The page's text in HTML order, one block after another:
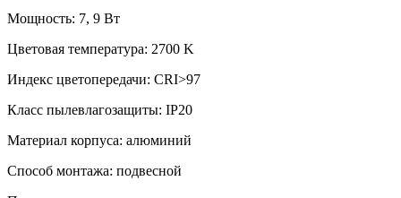
Мощность: 7, 9 Вт
Цветовая температура: 2700 K
Индекс цветопередачи: CRI>97
Класс пылевлагозащиты: IP20
Материал корпуса: алюминий
Способ монтажа: подвесной